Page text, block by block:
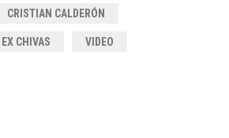
CRISTIAN CALDERÓN
EX CHIVAS VIDEO